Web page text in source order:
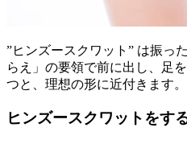
”ヒンズースクワット” は振っ
らえ」の要領で前に出し、足
つと、理想の形に近付きます
ヒンズースクワットをす